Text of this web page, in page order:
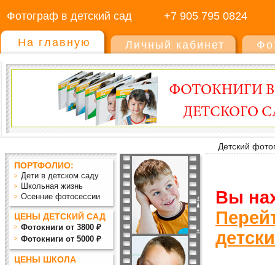
Фотограф в детский сад +7 905 795 0824
На главную Личный кабинет
Детский
ПОРТФОЛИО:
Дети в детском саду
Школьная жизнь
Осенние фотосессии
ЦЕНЫ ДЕТСКИЙ САД
Фотокниги от 3800 ₽
Фотокниги от 5000 ₽
ЦЕНЫ ШКОЛА
Вы